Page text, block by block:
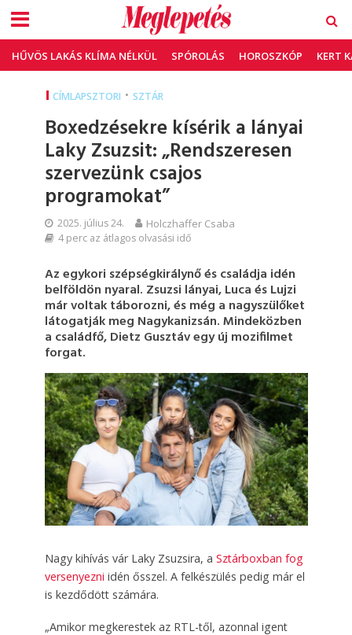
HŰVÖS LAKÁS KLÍMA NÉLKÜL SPÓROLÁS HOROSZKÓP KERT
CÍMLAPSZTORI • SZTÁR
Boxedzésekre kísérik a lányai
Laky Zsuzsit: „Rendszeresen
szervezünk csajos
programokat”
2025. július 24. Holczhaffer Csaba
4 perc az átlagos olvasási idő
Az egykori szépségkirálynő és családja idén
belföldön nyaral. Zsuzsi lányai, Luca és Lujzi
már voltak táborozni, és még a nagyszülőket
látogatják meg Nagykanizsán. Mindeközben
a családfő, Dietz Gusztáv egy új mozifilmet
forgat.
Nagy kihívás vár Laky Zsuzsira, a Sztárboxban fog
versenyezni idén ősszel. A felkészülés pedig már el
is kezdődött számára.
„Amikor megkerestek az RTL-től, azonnal igent